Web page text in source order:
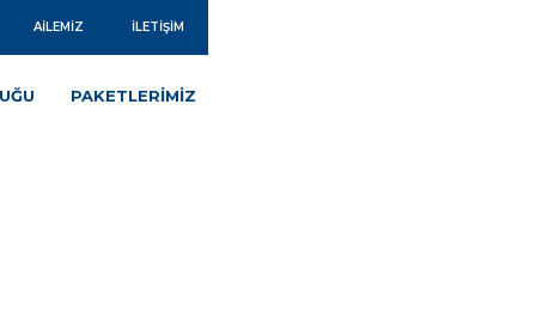
AILEMIZ İLETIŞIM
PAKETLERIMIZ